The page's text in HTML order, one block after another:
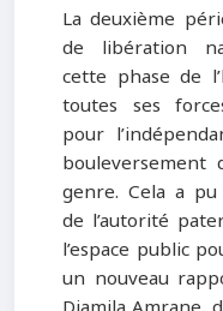
La deuxième
de libération
cette phase de
toutes ses
pour
bouleversement
genre. Cela a
de l’autorité
l’espace public
un nouveau